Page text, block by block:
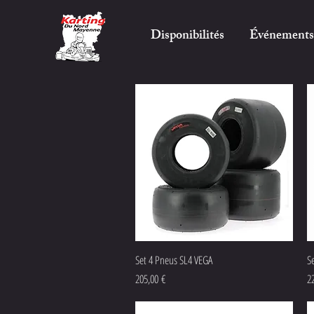
Disponibilités Événements
Aperçu rapide
Set 4 Pneus SL4 VEGA
Prix
205,00 €